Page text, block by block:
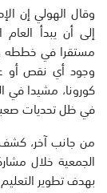
وقال الهولي إن
إلى أن يبدأ
مستقرا في خططه
وجود أي نقص أو
كورونا، مشيدا في
في ظل تحديات
من جانب آخر، كشف
الجمعية خلال
بهدف تطوير